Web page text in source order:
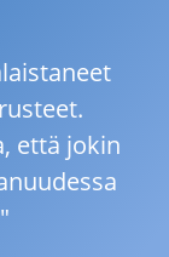
että jokin